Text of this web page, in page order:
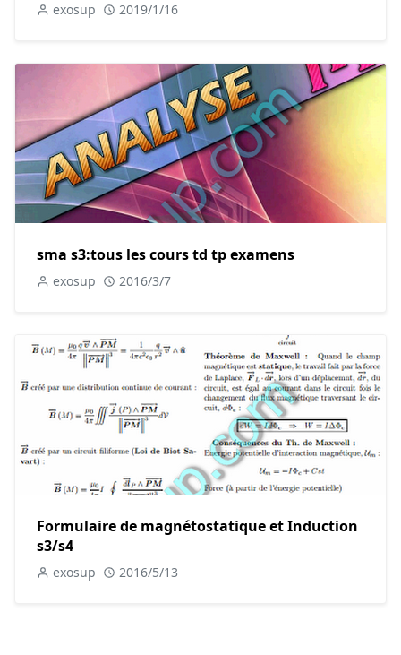
exosup 2019/1/16
sma s3:tous les cours td tp examens
exosup 2016/3/7
Formulaire de magnétostatique et Induction
s3/s4
exosup 2016/5/13